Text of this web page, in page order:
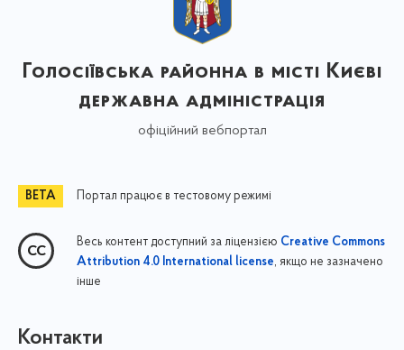
Голосіївська районна в місті Києві
державна адміністрація
офіційний вебпортал
Портал працює в тестовому режимі
Весь контент доступний за ліцензією Creative Commons
Attribution 4.0 International license, якщо не зазначено
інше
Контакти